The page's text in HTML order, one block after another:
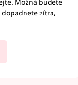
Možná budete
zítra,